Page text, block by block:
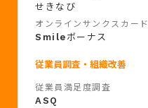
せきなび
オンラインサンクスカード
Smile ボーナス
従業員調査・組織改善
従業員満足度調査
ASQ